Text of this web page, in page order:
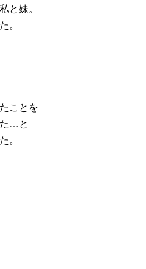
と妹。
。
ことを
…と
。